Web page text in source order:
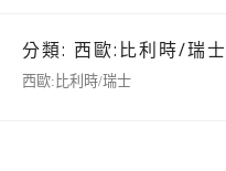
分類: 西歐:比利時/瑞士
西歐:比利時/瑞士